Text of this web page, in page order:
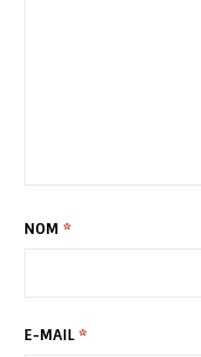
NOM *
E-MAIL *